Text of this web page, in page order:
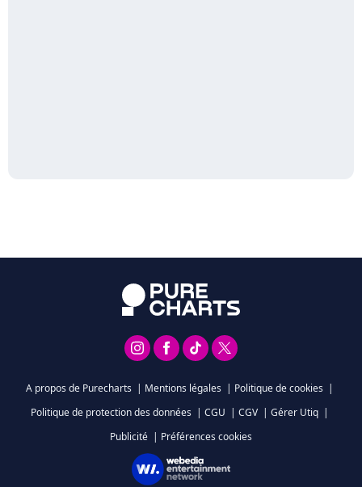
A propos de Purecharts | Mentions légales | Politique de cookies |
Politique de protection des données | CGU | CGV | Gérer Utiq |
Publicité | Préférences cookies